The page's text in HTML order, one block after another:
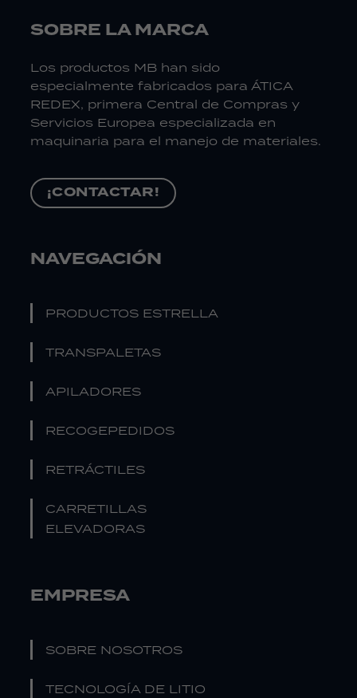
SOBRE LA MARCA
Los productos MB han sido
especialmente fabricados para ÁTICA
REDEX, primera Central de Compras y
Servicios Europea especializada en
maquinaria para el manejo de materiales.
¡CONTACTAR!
NAVEGACIÓN
PRODUCTOS ESTRELLA
TRANSPALETAS
APILADORES
RECOGEPEDIDOS
RETRÁCTILES
CARRETILLAS
ELEVADORAS
EMPRESA
SOBRE NOSOTROS
TECNOLOGÍA DE LITIO